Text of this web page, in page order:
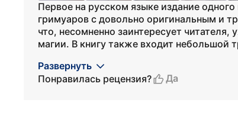
Первое на русском языке издание
гримуаров с довольно оригинальным и
что, несомненно заинтересует
магии. В книгу также входит небольшой
Развернуть
Понравилась рецензия?
Да